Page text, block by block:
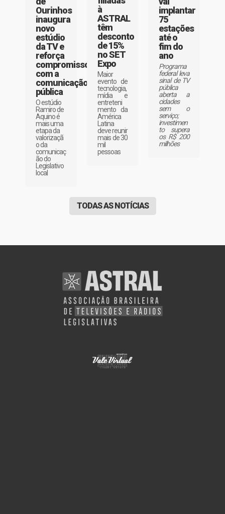
Ourinhos
inaugura
novo
estúdio
da TV e
reforça
compromisso
com a
comunicação
pública
O estúdio
Ramiro de
Aquino é
mais uma
etapa da
valorizaçã
o da
comunicaç
ão do
Legislativo
local
à
ASTRAL
têm
desconto
de 15%
no SET
Expo
Maior
evento de
tecnologia,
mídia e
entreteni
mento da
América
Latina
deve reunir
mais de 30
mil
pessoas
implantar
75
estações
até o
fim do
ano
Programa
federal leva
sinal de TV
pública
aberta a
cidades
sem o
serviço;
investimen
to supera
os R$ 200
milhões
TODAS AS NOTÍCIAS